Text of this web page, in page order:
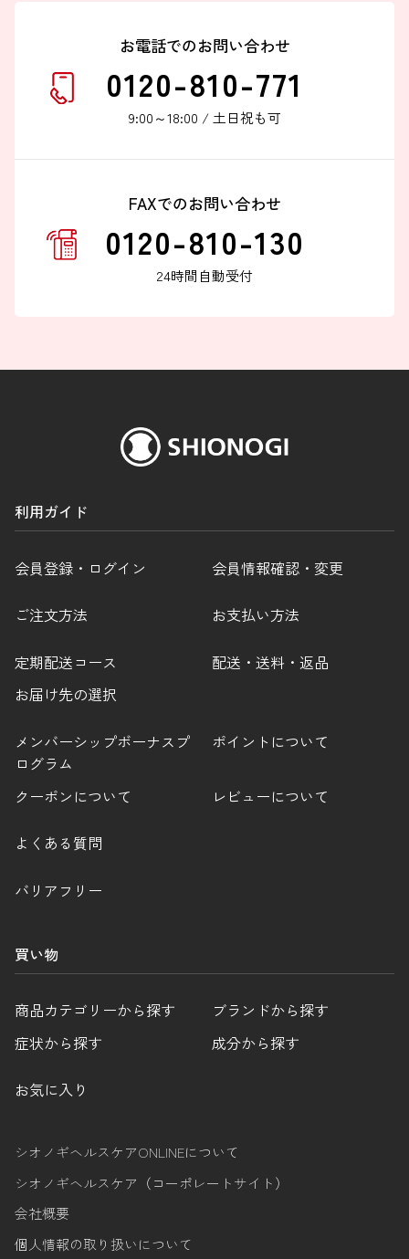
お電話でのお問い合わせ
0120-810-771
9:00～18:00 / 土日祝も可
FAXでのお問い合わせ
0120-810-130
24時間自動受付
利用ガイド
会員登録・ログイン 会員情報確認・変更
ご注文方法 お支払い方法
定期配送コース
配送・送料・返品
お届け先の選択
メンバーシップボーナスプ
ログラム
ポイントについて
クーポンについて レビューについて
よくある質問
バリアフリー
買い物
商品カテゴリーから探す
ブランドから探す
症状から探す
成分から探す
お気に入り
シオノギヘルスケアONLINEについて
シオノギヘルスケア（コーポレートサイト）
会社概要
個人情報の取り扱いについて